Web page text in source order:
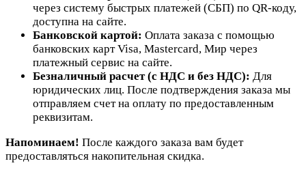
через систему быстрых платежей (СБП) по QR-коду,
доступна на сайте.
Банковской картой: Оплата заказа с помощью
банковских карт Visa, Mastercard, Мир через
платежный сервис на сайте.
Безналичный расчет (с НДС и без НДС): Для
юридических лиц. После подтверждения заказа мы
отправляем счет на оплату по предоставленным
реквизитам.
Напоминаем! После каждого заказа вам будет
предоставляться накопительная скидка.